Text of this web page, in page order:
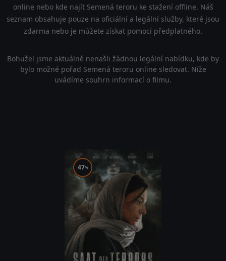
online nebo kde najít Semená teroru ke stažení offline. Náš
seznam obsahuje pouze na oficiální a legální služby, které jsou
zdarma nebo je můžete získat pomocí předplatného.
Bohužel jsme aktuálně nenašli žádnou legální nabídku, kde by
bylo možné pořad Semená teroru online sledovat. Níže
uvádíme souhrn informací o filmu.
47%